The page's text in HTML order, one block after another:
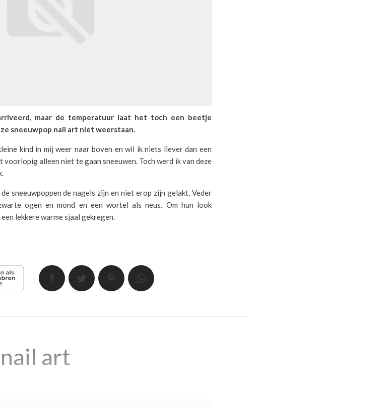
maar de temperatuur laat het toch een beetje
sneeuwpop nail art niet weerstaan.
kind in mij weer naar boven en wil ik niets liever dan een
voorlopig alleen niet te gaan sneeuwen. Toch werd ik van deze
sneeuwpoppen de nagels zijn en niet erop zijn gelakt. Veder
ogen en mond en een wortel als neus. Om hun look
lekkere warme sjaal gekregen.
art